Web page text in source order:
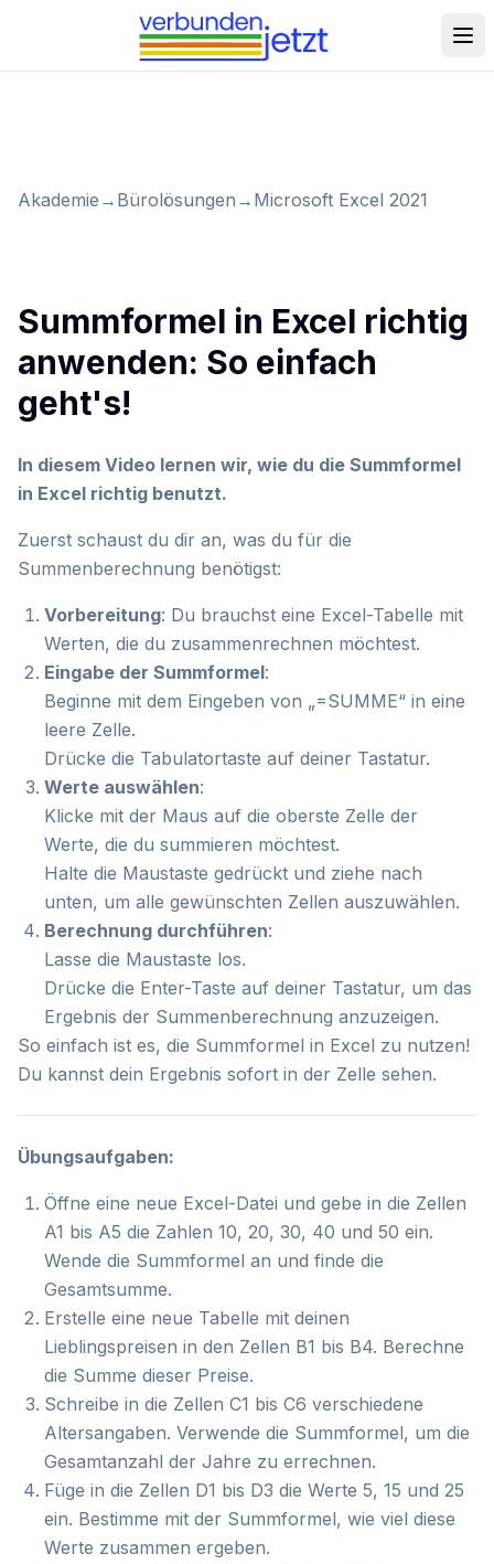
Akademie → Bürolösungen → Microsoft Excel 2021
Summformel in Excel richtig
anwenden: So einfach
geht's!
In diesem Video lernen wir, wie du die Summformel
in Excel richtig benutzt.
Zuerst schaust du dir an, was du für die
Summenberechnung benötigst:
Vorbereitung: Du brauchst eine Excel-Tabelle mit
Werten, die du zusammenrechnen möchtest.
Eingabe der Summformel:
Beginne mit dem Eingeben von „=SUMME“ in eine
leere Zelle.
Drücke die Tabulatortaste auf deiner Tastatur.
Werte auswählen:
Klicke mit der Maus auf die oberste Zelle der
Werte, die du summieren möchtest.
Halte die Maustaste gedrückt und ziehe nach
unten, um alle gewünschten Zellen auszuwählen.
Berechnung durchführen:
Lasse die Maustaste los.
Drücke die Enter-Taste auf deiner Tastatur, um das
Ergebnis der Summenberechnung anzuzeigen.
So einfach ist es, die Summformel in Excel zu nutzen!
Du kannst dein Ergebnis sofort in der Zelle sehen.
Übungsaufgaben:
Öffne eine neue Excel-Datei und gebe in die Zellen
A1 bis A5 die Zahlen 10, 20, 30, 40 und 50 ein.
Wende die Summformel an und finde die
Gesamtsumme.
Erstelle eine neue Tabelle mit deinen
Lieblingspreisen in den Zellen B1 bis B4. Berechne
die Summe dieser Preise.
Schreibe in die Zellen C1 bis C6 verschiedene
Altersangaben. Verwende die Summformel, um die
Gesamtanzahl der Jahre zu errechnen.
Füge in die Zellen D1 bis D3 die Werte 5, 15 und 25
ein. Bestimme mit der Summformel, wie viel diese
Werte zusammen ergeben.